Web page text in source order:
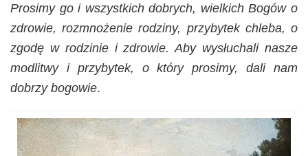
Prosimy go i wszystkich dobrych, wielkich Bogów o
zdrowie, rozmnożenie rodziny, przybytek chleba, o
zgodę w rodzinie i zdrowie. Aby wysłuchali nasze
modlitwy i przybytek, o który prosimy, dali nam
dobrzy bogowie.